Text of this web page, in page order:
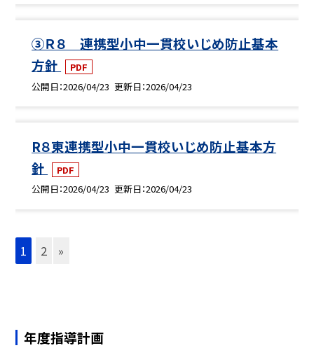
③Ｒ８ 連携型小中一貫校いじめ防止基本
方針
PDF
公開日 2026/04/23 更新日 2026/04/23
R８東連携型小中一貫校いじめ防止基本方
針
PDF
公開日 2026/04/23 更新日 2026/04/23
1 2 »
年度指導計画